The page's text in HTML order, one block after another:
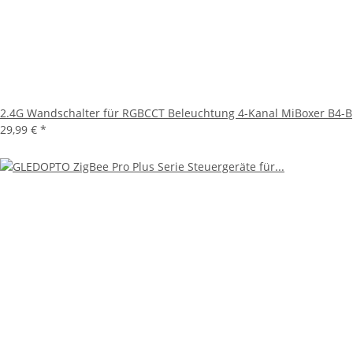
2.4G Wandschalter für RGBCCT Beleuchtung 4-Kanal MiBoxer B4-B
29,99 € *